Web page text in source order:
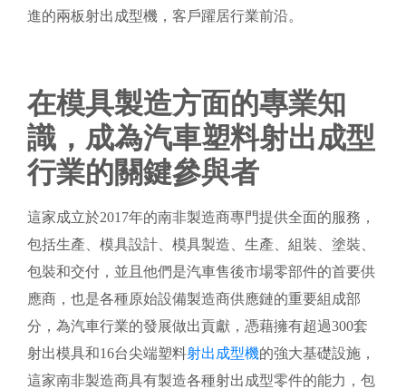
進的兩板射出成型機，客戶躍居行業前沿。
在模具製造方面的專業知
識，成為汽車塑料射出成型
行業的關鍵參與者
這家成立於2017年的南非製造商專門提供全面的服務，
包括生產、模具設計、模具製造、生產、組裝、塗裝、
包裝和交付，並且他們是汽車售後市場零部件的首要供
應商，也是各種原始設備製造商供應鏈的重要組成部
分，為汽車行業的發展做出貢獻，憑藉擁有超過300套
射出模具和16台尖端塑料射出成型機的強大基礎設施，
這家南非製造商具有製造各種射出成型零件的能力，包